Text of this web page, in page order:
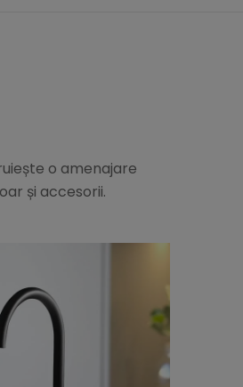
o amenajare
și accesorii.